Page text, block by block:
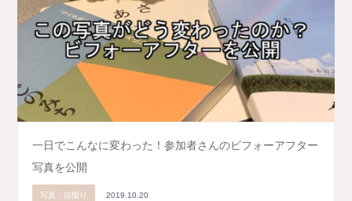
一日でこんなに変わった！参加者さんのビフォーアフター
写真を公開
写真・自撮り 2019.10.20